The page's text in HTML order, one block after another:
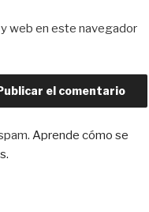
web en este navegador
Aprende cómo se